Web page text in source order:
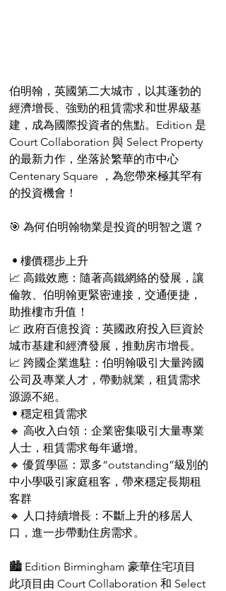
伯明翰，英國第二大城市，以其蓬勃的
經濟增長、強勁的租賃需求和世界級基
建，成為國際投資者的焦點。Edition 是
Court Collaboration 與 Select Property
的最新力作，坐落於繁華的市中心
Centenary Square ，為您帶來極其罕有
的投資機會！
🎯 為何伯明翰物業是投資的明智之選？
• 樓價穩步上升
📈 高鐵效應：隨著高鐵網絡的發展，讓
倫敦、伯明翰更緊密連接，交通便捷，
助推樓市升值！
📈 政府百億投資：英國政府投入巨資於
城市基建和經濟發展，推動房市增長。
📈 跨國企業進駐：伯明翰吸引大量跨國
公司及專業人才，帶動就業，租賃需求
源源不絕。
• 穩定租賃需求
🔸 高收入白領：企業密集吸引大量專業
人士，租賃需求每年遞增。
🔸 優質學區：眾多“outstanding”級別的
中小學吸引家庭租客，帶來穩定長期租
客群
🔸 人口持續增長：不斷上升的移居人
口，進一步帶動住房需求。
🏙️ Edition Birmingham 豪華住宅項目
此項目由 Court Collaboration 和 Select